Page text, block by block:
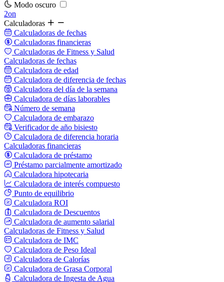
Modo oscuro
2on
Calculadoras
Calculadoras de fechas
Calculadoras financieras
Calculadoras de Fitness y Salud
Calculadoras de fechas
Calculadora de edad
Calculadora de diferencia de fechas
Calculadora del día de la semana
Calculadora de días laborables
Número de semana
Calculadora de embarazo
Verificador de año bisiesto
Calculadora de diferencia horaria
Calculadoras financieras
Calculadora de préstamo
Préstamo parcialmente amortizado
Calculadora hipotecaria
Calculadora de interés compuesto
Punto de equilibrio
Calculadora ROI
Calculadora de Descuentos
Calculadora de aumento salarial
Calculadoras de Fitness y Salud
Calculadora de IMC
Calculadora de Peso Ideal
Calculadora de Calorías
Calculadora de Grasa Corporal
Calculadora de Ingesta de Agua